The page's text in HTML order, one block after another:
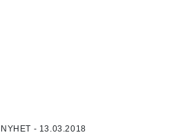
NYHET - 13.03.2018